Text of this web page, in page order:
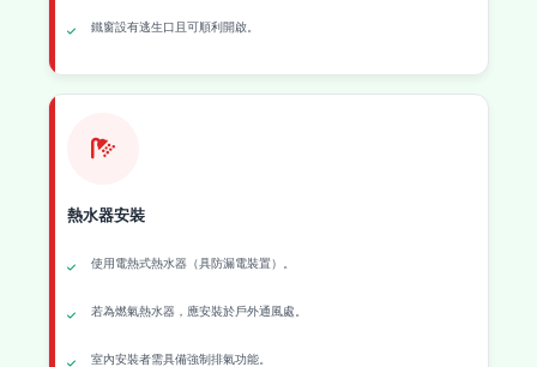
鐵窗設有逃生口且可順利開啟。
熱水器安裝
使用電熱式熱水器（具防漏電裝置）。
若為燃氣熱水器，應安裝於戶外通風處。
室內安裝者需具備強制排氣功能。